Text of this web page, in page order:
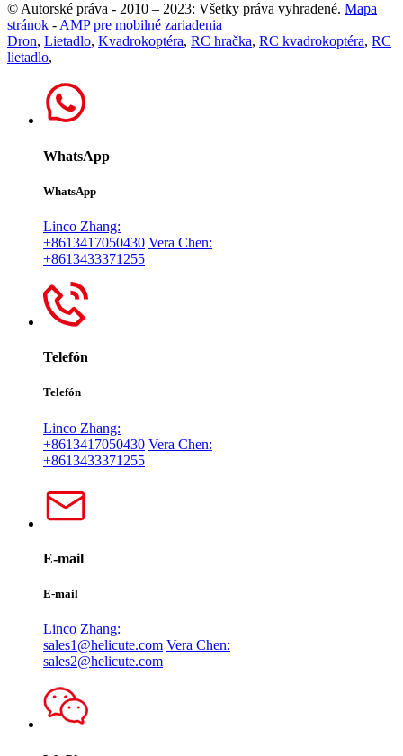
© Autorské práva - 2010 – 2023: Všetky práva vyhradené. Mapa
stránok -AMP pre mobilné zariadenia
Dron, Lietadlo, Kvadrokoptéra, RC hračka, RC kvadrokoptéra, RC
lietadlo,
WhatsApp
WhatsApp
Linco Zhang:
+8613417050430 Vera Chen:
+8613433371255
Telefón
Telefón
Linco Zhang:
+8613417050430 Vera Chen:
+8613433371255
E-mail
E-mail
Linco Zhang:
sales1@helicute.com Vera Chen:
sales2@helicute.com